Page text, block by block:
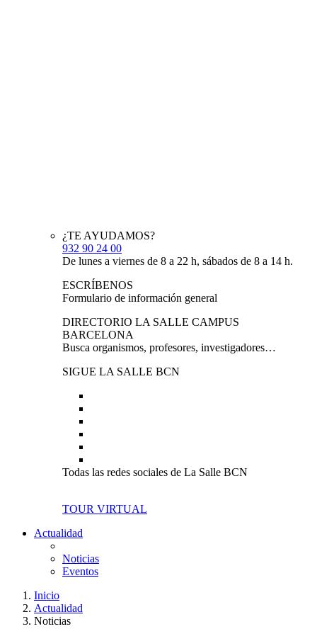
¿TE AYUDAMOS?
932 90 24 00
De lunes a viernes de 8 a 22 h, sábados de 8 a 14 h.
ESCRÍBENOS
Formulario de información general
DIRECTORIO LA SALLE CAMPUS
BARCELONA
Busca organismos, profesores, investigadores…
SIGUE LA SALLE BCN
Todas las redes sociales de La Salle BCN
TOUR VIRTUAL
Actualidad
Noticias
Eventos
Inicio
Actualidad
Noticias